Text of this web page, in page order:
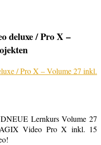
deluxe / Pro X –
Lernkurs Volume 27
Video Pro X inkl. 15